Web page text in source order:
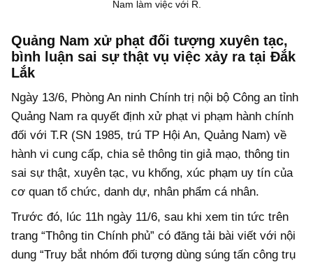
Nam làm việc với R.
Quảng Nam xử phạt đối tượng xuyên tạc,
bình luận sai sự thật vụ việc xảy ra tại Đắk
Lắk
Ngày 13/6, Phòng An ninh Chính trị nội bộ Công an tỉnh
Quảng Nam ra quyết định xử phạt vi phạm hành chính
đối với T.R (SN 1985, trú TP Hội An, Quảng Nam) về
hành vi cung cấp, chia sẻ thông tin giả mạo, thông tin
sai sự thật, xuyên tạc, vu khống, xúc phạm uy tín của
cơ quan tổ chức, danh dự, nhân phẩm cá nhân.
Trước đó, lúc 11h ngày 11/6, sau khi xem tin tức trên
trang “Thông tin Chính phủ” có đăng tải bài viết với nội
dung “Truy bắt nhóm đối tượng dùng súng tấn công trụ